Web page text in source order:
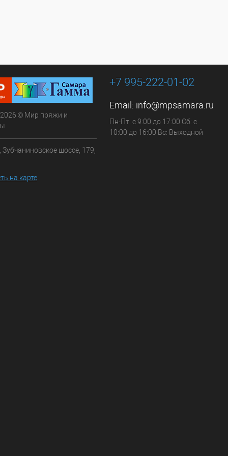
© Мир пряжи и
Зубчаниновское шоссе, 179,
на карте
+7 995-222-01-02
Email: info@mpsamara.ru
Пн-Пт: с 9:00 до 17:00 Сб: с
10:00 до 16:00 Вс: Выходной